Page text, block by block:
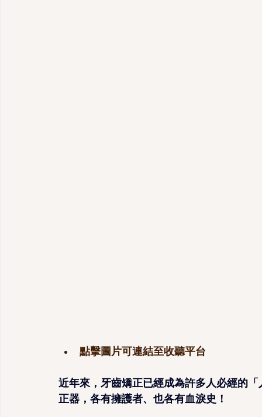
點擊圖片可連結至收聽平台
近年來，牙齒矯正已經成為許多人必經的
正器，各有擁護者、也各有血淚史！